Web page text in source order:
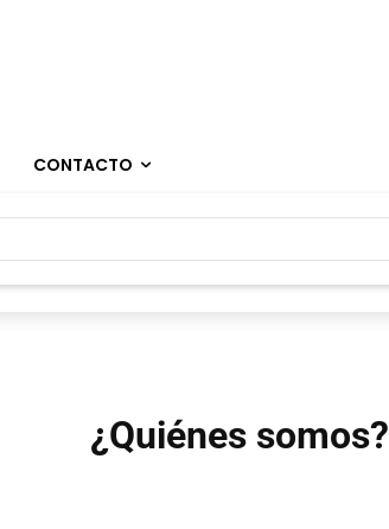
CONTACTO
¿Quiénes somos?